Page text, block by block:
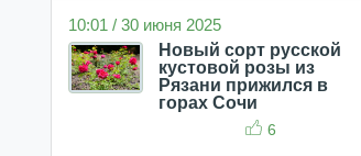
10:01 / 30 июня 2025
Новый сорт русской
кустовой розы из
Рязани прижился в
горах Сочи
6